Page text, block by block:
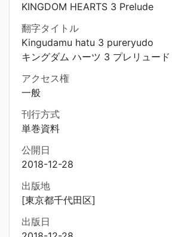
KINGDOM HEARTS 3 Prelude
翻字タイトル
Kingudamu hatu 3 pureryudo
キングダム ハーツ 3 プレリュード
アクセス権
一般
刊行方式
単巻資料
公開日
2018-12-28
出版地
[東京都千代田区]
出版日